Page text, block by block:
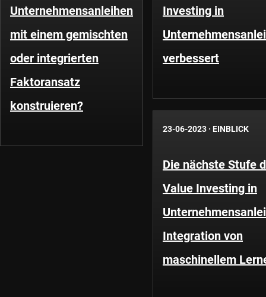
Unternehmensanleihen
mit einem gemischten
oder integrierten
Faktoransatz
konstruieren?
Investing in
verbessert
23-06-2023 · EINBLICK
Die nächste Stufe
Value Investing in
Integration von
maschinellem